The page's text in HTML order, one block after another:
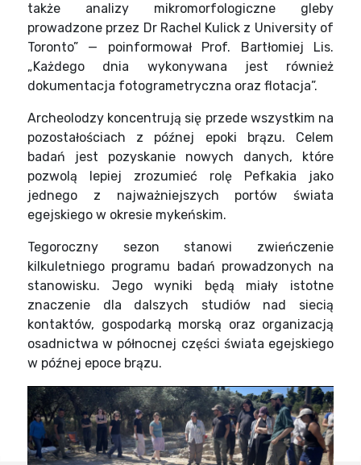
także analizy mikromorfologiczne gleby
prowadzone przez Dr Rachel Kulick z University of
Toronto” — poinformował Prof. Bartłomiej Lis.
„Każdego dnia wykonywana jest również
dokumentacja fotogrametryczna oraz flotacja”.
Archeolodzy koncentrują się przede wszystkim na
pozostałościach z późnej epoki brązu. Celem
badań jest pozyskanie nowych danych, które
pozwolą lepiej zrozumieć rolę Pefkakia jako
jednego z najważniejszych portów świata
egejskiego w okresie mykeńskim.
Tegoroczny sezon stanowi zwieńczenie
kilkuletniego programu badań prowadzonych na
stanowisku. Jego wyniki będą miały istotne
znaczenie dla dalszych studiów nad siecią
kontaktów, gospodarką morską oraz organizacją
osadnictwa w północnej części świata egejskiego
w późnej epoce brązu.